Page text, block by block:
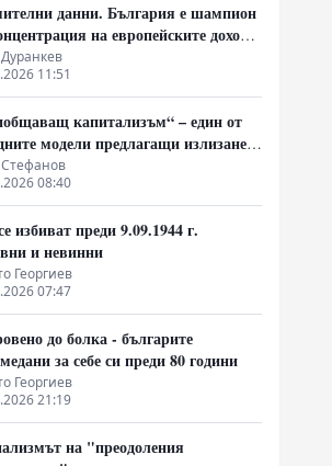
данни. България е шампион
на европейските доходи
на най-богатия 1%, надминава
11:51
капитализъм“ – един от
модели предлагащи излизане
на неолиберализма
08:40
избиват преди 9.09.1944 г.
и невинни
Георгиев
07:47
до болка - българите
за себе си преди 80 години
Георгиев
21:19
на "преодоления